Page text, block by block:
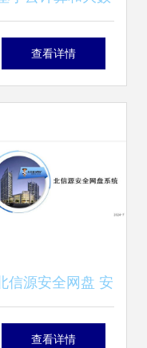
据技术的传感器数
查看详情
信源安全网盘 安
全高效存储，全面
查看详情